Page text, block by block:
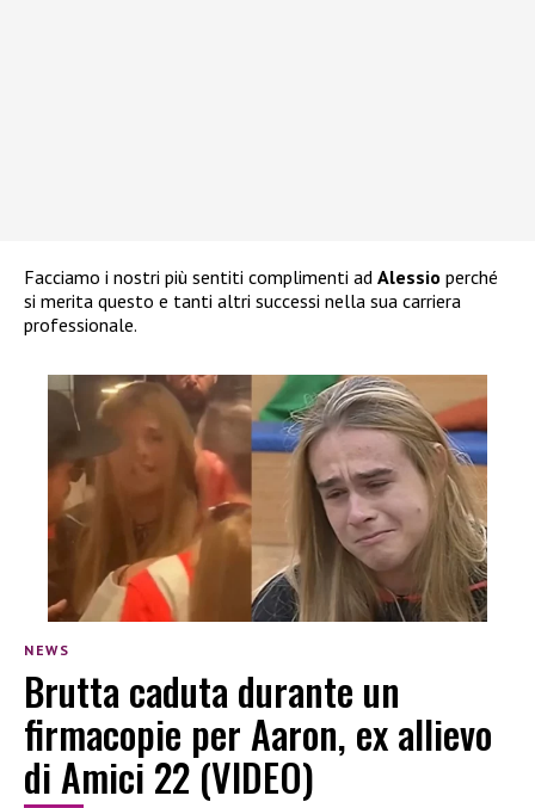
Facciamo i nostri più sentiti complimenti ad Alessio perché
si merita questo e tanti altri successi nella sua carriera
professionale.
NEWS
Brutta caduta durante un
firmacopie per Aaron, ex allievo
di Amici 22 (VIDEO)